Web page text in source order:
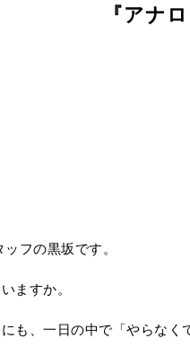
『アナ
フの黒坂です。
ますか。
も、一日の中で「やらな